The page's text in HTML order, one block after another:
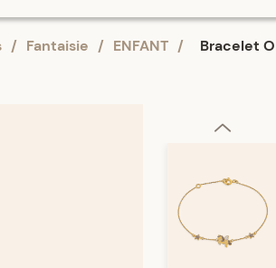
/ Fantaisie / ENFANT / Bracelet